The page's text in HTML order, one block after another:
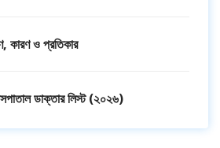
ও প্রতিকার
ডাক্তার লিস্ট (২০২৬)